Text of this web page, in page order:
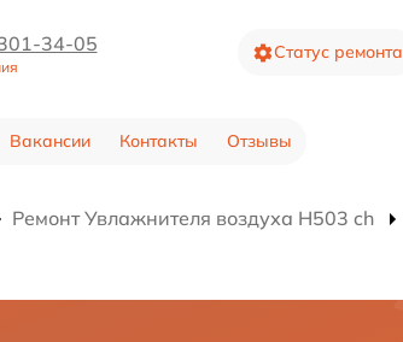
34-05 Статус ремонта
Вакансии Контакты Отзывы
Ремонт Увлажнителя воздуха H503 ch